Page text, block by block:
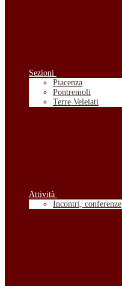
Sezioni
Piacenza
Pontremoli
Terre Veleiati
Attività
Incontri, conferenze